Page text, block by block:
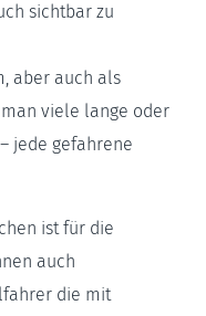
sichtbar zu
aber auch als
man viele lange oder
jede gefahrene
ist für die
auch
die mit